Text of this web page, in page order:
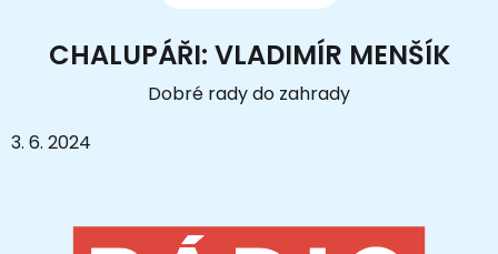
CHALUPÁŘI: VLADIMÍR MENŠÍK
Dobré rady do zahrady
3. 6. 2024